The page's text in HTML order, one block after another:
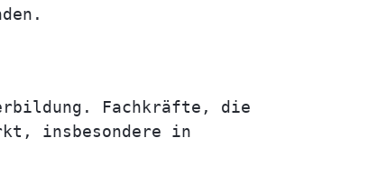
Fachkräfte, die
insbesondere in